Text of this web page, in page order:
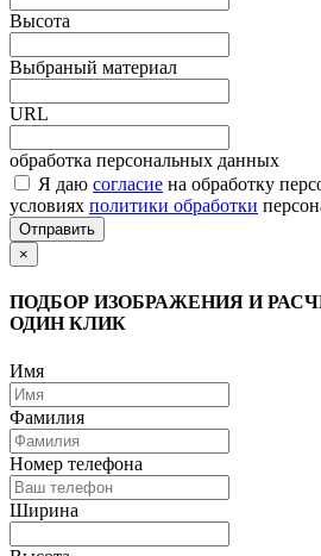
Высота
Выбраный материал
URL
обработка персональных данных
Я даю согласие на обработку
условиях политики обработки
Отправить
×
ПОДБОР ИЗОБРАЖЕНИЯ И
ОДИН КЛИК
Имя
Фамилия
Номер телефона
Ширина